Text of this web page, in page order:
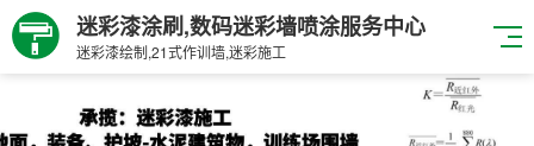
迷彩漆涂刷,数码迷彩墙喷涂服务中心
迷彩漆绘制,21式作训墙,迷彩施工